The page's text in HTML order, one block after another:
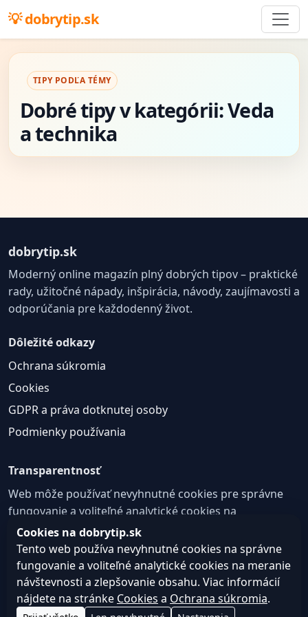
dobrytip.sk
TIPY PODĽA TÉMY
Dobré tipy v kategórii: Veda
a technika
dobrytip.sk
Moderný online magazín plný dobrých tipov – praktické
rady, užitočné nápady, inšpirácia, návody, zaujímavosti a
odporúčania pre každodenný život.
Dôležité odkazy
Ochrana súkromia
Cookies
GDPR a práva dotknutej osoby
Podmienky používania
Transparentnosť
Web môže používať nevyhnutné cookies pre správne
fungovanie a voliteľné analytické cookies na
zlepšovanie obsahu a používateľskej skúsenosti.
Nastavenie cookies
© 2026 dobrytip.sk
Cookies na dobrytip.sk
Tento web používa nevyhnutné cookies na správne
fungovanie a voliteľné analytické cookies na meranie
návštevnosti a zlepšovanie obsahu. Viac informácií
nájdete na stránke Cookies a Ochrana súkromia.